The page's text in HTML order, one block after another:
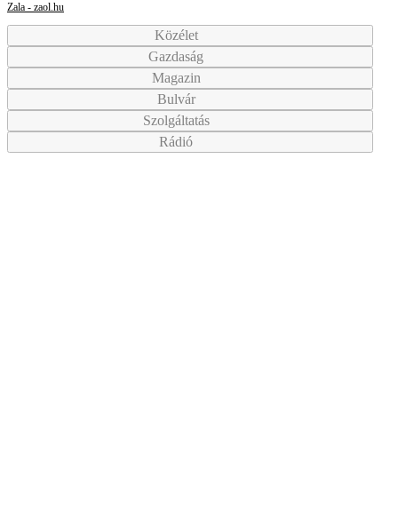
Zala - zaol.hu
Közélet
Gazdaság
Magazin
Bulvár
Szolgáltatás
Rádió